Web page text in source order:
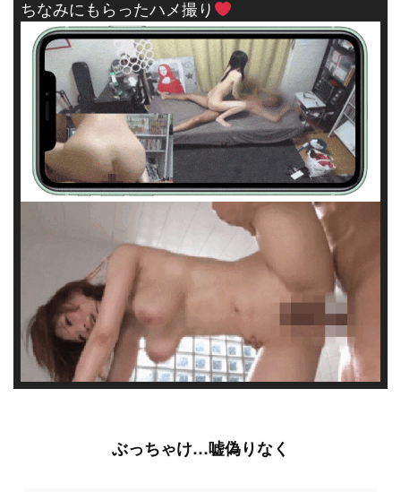
ちなみにもらったハメ撮り
ぶっちゃけ…嘘偽りなく